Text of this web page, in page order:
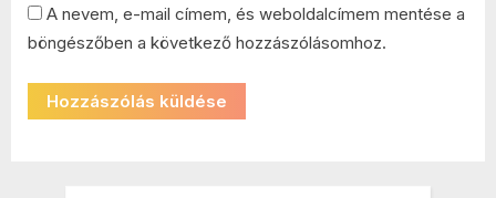
A nevem, e-mail címem, és weboldalcímem mentése a
böngészőben a következő hozzászólásomhoz.